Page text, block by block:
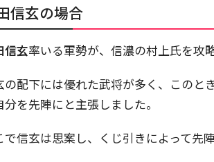
信玄の場合
信玄率いる軍勢が、信濃の村上氏を攻
の配下には優れた武将が多く、このと
分を先陣にと主張しました。
で信玄は思案し、くじ引きによって先